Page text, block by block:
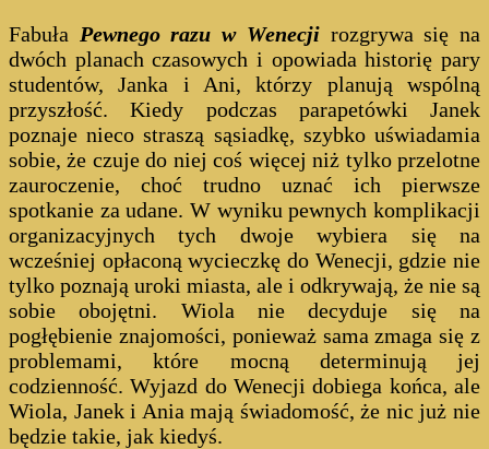
Fabuła Pewnego razu w Wenecjirozgrywa się na
dwóch planach czasowych i opowiada historię pary
studentów, Janka i Ani, którzy planują wspólną
przyszłość. Kiedy podczas parapetówki Janek
poznaje nieco straszą sąsiadkę, szybko uświadamia
sobie, że czuje do niej coś więcej niż tylko przelotne
zauroczenie, choć trudno uznać ich pierwsze
spotkanie za udane. W wyniku pewnych komplikacji
organizacyjnych tych dwoje wybiera się na
wcześniej opłaconą wycieczkę do Wenecji, gdzie nie
tylko poznają uroki miasta, ale i odkrywają, że nie są
sobie obojętni. Wiola nie decyduje się na
pogłębienie znajomości, ponieważ sama zmaga się z
problemami, które mocną determinują jej
codzienność. Wyjazd do Wenecji dobiega końca, ale
Wiola, Janek i Ania mają świadomość, że nic już nie
będzie takie, jak kiedyś.